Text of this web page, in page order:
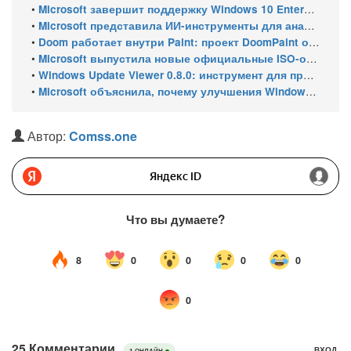
• Microsoft завершит поддержку Windows 10 Enterprise LTSC 2021 в январе 2027 года. ESU продлят обновления до января 2030 года
• Microsoft представила ИИ-инструменты для анализа производительности Windows: ETW MCP и WPA MCP
• Doom работает внутри Paint: проект DoomPaint от технического директора Microsoft Azure
• Microsoft выпустила новые официальные ISO-образы Windows 11 для инсайдеров
• Windows Update Viewer 0.8.0: инструмент для просмотра истории обновлений Windows 11 и Windows 10 получил улучшения
• Microsoft объяснила, почему улучшения Windows 11 выходят так медленно
Автор: Comss.one